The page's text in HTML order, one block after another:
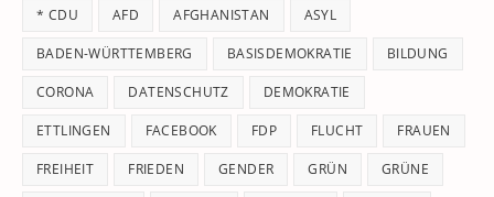
* CDU AFD AFGHANISTAN ASYL
BADEN-WÜRTTEMBERG BASISDEMOKRATIE BILDUNG
CORONA DATENSCHUTZ DEMOKRATIE
ETTLINGEN FACEBOOK FDP FLUCHT FRAUEN
FREIHEIT FRIEDEN GENDER GRÜN GRÜNE